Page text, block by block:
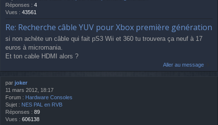
Réponses : 4
Vues : 43561
Re: Recherche câble YUV pour Xbox première génération
si non achète un câble qui fait pS3 Wii et 360 tu trouvera ça neuf à 17
euros à micromania.
Et ton cable HDMI alors ?
Aller au message
par joker
11 mars 2012, 18:17
Forum : Hardware Consoles
Sujet : NES PAL en RVB
Réponses : 89
Vues : 606138